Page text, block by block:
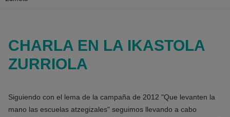
CHARLA EN LA IKASTOLA
ZURRIOLA
Siguiendo con el lema de la campaña de 2012 "Que levanten la
mano las escuelas atzegizales" seguimos llevando a cabo